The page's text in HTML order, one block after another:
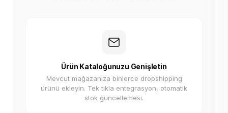
Ürün Kataloğunuzu Genişletin
Mevcut mağazanıza binlerce dropshipping
ürünü ekleyin. Tek tıkla entegrasyon, otomatik
stok güncellemesi.